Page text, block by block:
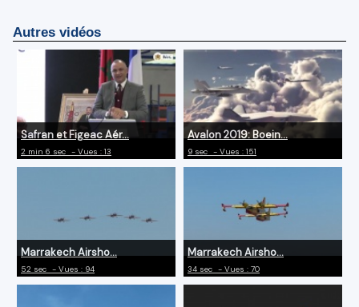
Autres vidéos
Safran et Figeac Aér...
2 min 6 sec - Vues : 13
Avalon 2019: Boein...
9 sec - Vues : 151
Marrakech Airsho...
52 sec - Vues : 94
Marrakech Airsho...
34 sec - Vues : 70